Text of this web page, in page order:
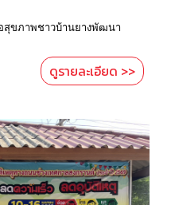
สุขภาพชาวบ้านยางพัฒนา
ดูรายละเอียด >>